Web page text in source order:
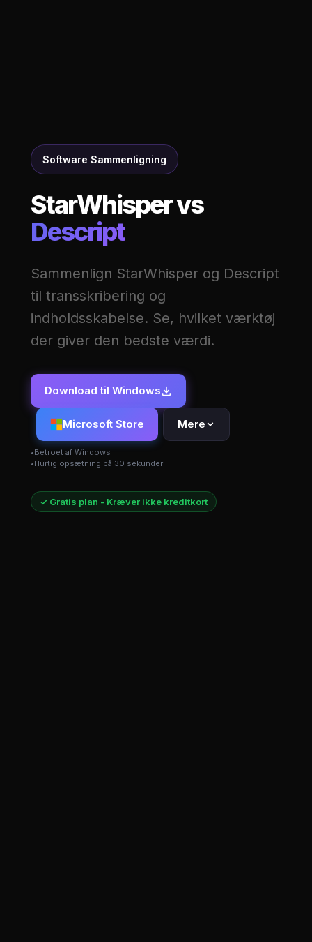
Software Sammenligning
StarWhisper vs
Descript
Sammenlign StarWhisper og Descript
til transskribering og
indholdsskabelse. Se, hvilket værktøj
der giver den bedste værdi.
Download til Windows
Microsoft Store
Betroet af Windows
Hurtig opsætning på 30 sekunder
Mere
✓ Gratis plan - Kræver ikke kreditkort